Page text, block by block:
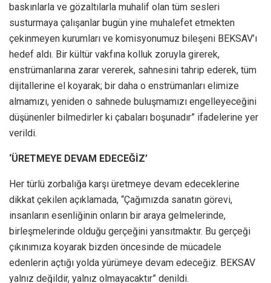
baskınlarla ve gözaltılarla muhalif olan tüm sesleri
susturmaya çalışanlar bugün yine muhalefet etmekten
çekinmeyen kurumları ve komisyonumuz bileşeni BEKSAV’ı
hedef aldı. Bir kültür vakfına kolluk zoruyla girerek,
enstrümanlarına zarar vererek, sahnesini tahrip ederek, tüm
dijitallerine el koyarak; bir daha o enstrümanları elimize
almamızı, yeniden o sahnede buluşmamızı engelleyeceğini
düşünenler bilmedirler ki çabaları boşunadır” ifadelerine yer
verildi.
‘ÜRETMEYE DEVAM EDECEĞİZ’
Her türlü zorbalığa karşı üretmeye devam edeceklerine
dikkat çekilen açıklamada, “Çağımızda sanatın görevi,
insanların esenliğinin onların bir araya gelmelerinde,
birleşmelerinde olduğu gerçeğini yansıtmaktır. Bu gerçeği
çıkınımıza koyarak bizden öncesinde de mücadele
edenlerin açtığı yolda yürümeye devam edeceğiz. BEKSAV
yalnız değildir, yalnız olmayacaktır” denildi.